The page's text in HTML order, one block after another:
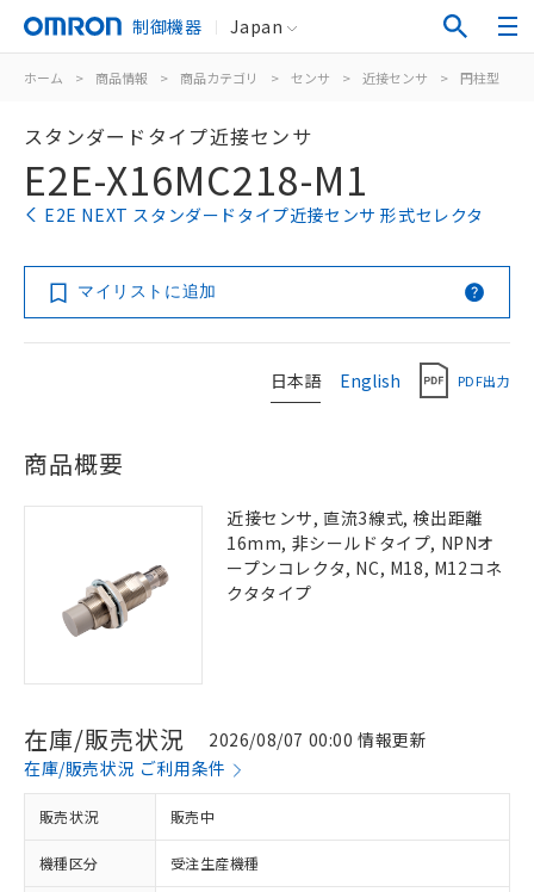
制御機器 Japan
ホーム > 商品情報 > 商品カテゴリ > センサ > 近接センサ > 円柱型
スタンダードタイプ近接センサ
E2E-X16MC218-M1
E2E NEXT スタンダードタイプ近接センサ 形式セレクタ
マイリストに追加
日本語 English PDF出力
商品概要
近接センサ, 直流3線式, 検出距離
16mm, 非シールドタイプ, NPNオ
ープンコレクタ, NC, M18, M12コネ
クタタイプ
在庫/販売状況
2026/08/07 00:00 情報更新
在庫/販売状況 ご利用条件
販売状況 販売中
機種区分 受注生産機種